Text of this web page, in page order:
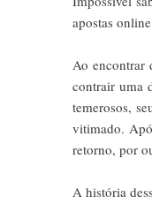
apostas
Ao encontrar
contrair uma
temerosos,
vitimado.
retorno, por
A história